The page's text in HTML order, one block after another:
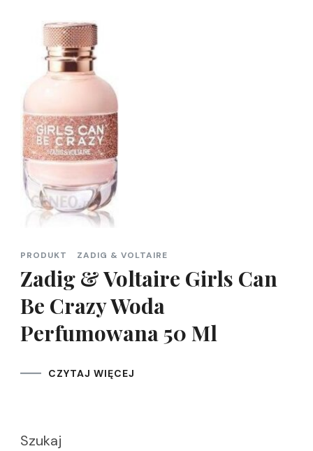
PRODUKT ZADIG & VOLTAIRE
Zadig & Voltaire Girls Can
Be Crazy Woda
Perfumowana 50 Ml
CZYTAJ WIĘCEJ
Szukaj